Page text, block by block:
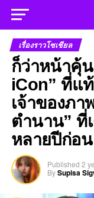
เรื่องราวโซเชียล
ก็ว่าหน้าคุ้
iCon” ที่แ
เจ้าของภา
ตำนาน” ที่
หลายปีก่อน
Published 2
BySupisa